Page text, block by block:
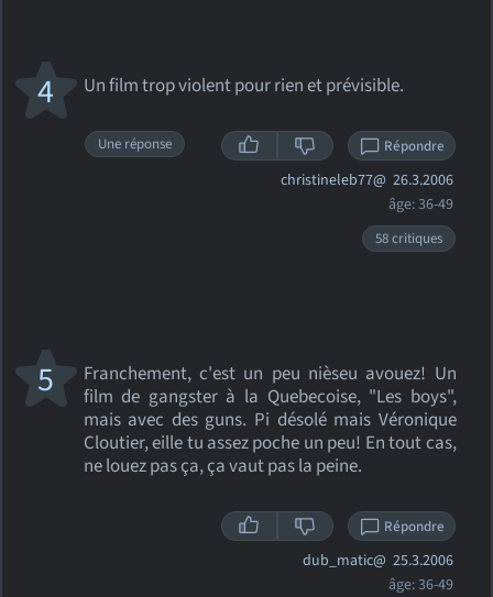
Un film trop violent pour rien et prévisible.
4
Une réponse Répondre
christineleb77@ 26.3.2006
âge: 36-49
58 critiques
Franchement, c'est un peu nièseu avouez! Un
film de gangster à la Quebecoise, "Les boys",
mais avec des guns. Pi désolé mais Véronique
Cloutier, eille tu assez poche un peu! En tout cas,
ne louez pas ça, ça vaut pas la peine.
5
Répondre
dub_matic@ 25.3.2006
âge: 36-49